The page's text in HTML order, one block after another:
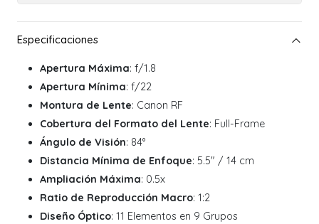
Apertura Máxima: f/1.8
Apertura Mínima: f/22
Montura de Lente: Canon RF
Cobertura del Formato del Lente: Full-Frame
Ángulo de Visión: 84°
Distancia Mínima de Enfoque: 5.5" / 14 cm
Ampliación Máxima: 0.5x
Ratio de Reproducción Macro: 1:2
Diseño Óptico: 11 Elementos en 9 Grupos